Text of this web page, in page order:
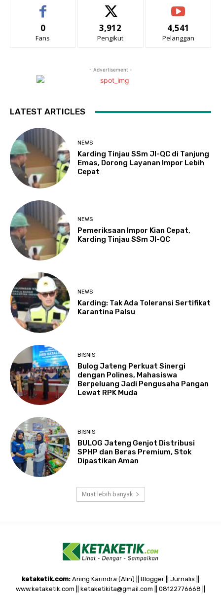
0
Fans
3,912
Pengikut
4,541
Pelanggan
- Advertisement -
LATEST ARTICLES
NEWS
Karding Tinjau SSm JI-QC di Tanjung
Emas, Dorong Layanan Impor Lebih
Cepat
NEWS
Pemeriksaan Impor Kian Cepat,
Karding Tinjau SSm JI-QC
NEWS
Karding: Tak Ada Toleransi Sertifikat
Karantina Palsu
BISNIS
Bulog Jateng Perkuat Sinergi
dengan Polines, Mahasiswa
Berpeluang Jadi Pengusaha Pangan
Lewat RPK Muda
BISNIS
BULOG Jateng Genjot Distribusi
SPHP dan Beras Premium, Stok
Dipastikan Aman
Muat lebih banyak
ketaketik.com: Aning Karindra (Alin) || Blogger || Jurnalis ||
www.ketaketik.com || ketaketikita@gmail.com || 08122776668 ||